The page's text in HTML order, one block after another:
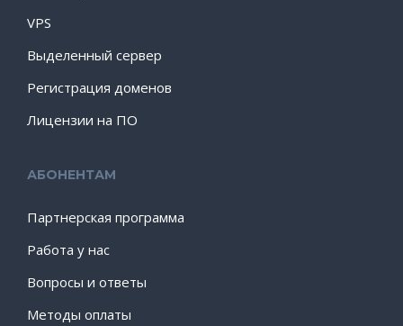
VPS
Выделенный сервер
Регистрация доменов
Лицензии на ПО
АБОНЕНТАМ
Партнерская программа
Работа у нас
Вопросы и ответы
Методы оплаты